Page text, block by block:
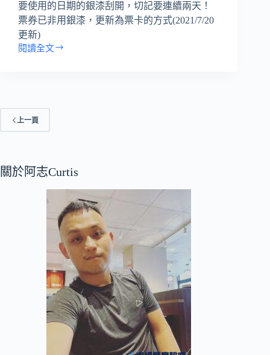
要使用的日期的銀漆刮開，切記要連續兩天！
票券已非用銀漆，更新為票卡的方式(2021/7/20
更新)
閱讀全文
九
遊|
福
通|
福
上一頁
關於阿志Curtis